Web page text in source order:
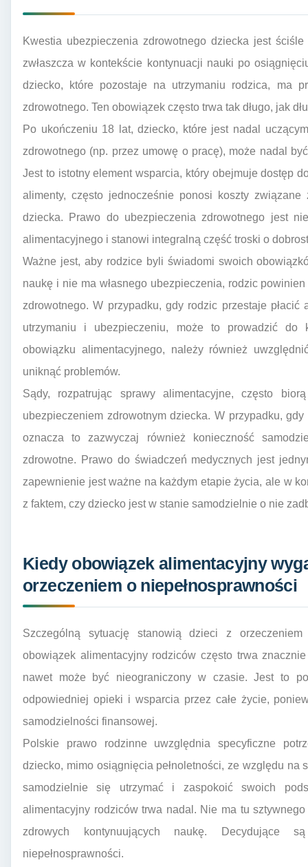
Kwestia ubezpieczenia zdrowotnego dziecka jest
zwłaszcza w kontekście kontynuacji nauki po
dziecko, które pozostaje na utrzymaniu rodzica, ma
zdrowotnego. Ten obowiązek często trwa tak długo, jak
Po ukończeniu 18 lat, dziecko, które jest nadal
zdrowotnego (np. przez umowę o pracę), może nadal
Jest to istotny element wsparcia, który obejmuje dostęp
alimenty, często jednocześnie ponosi koszty
dziecka. Prawo do ubezpieczenia zdrowotnego jest
alimentacyjnego i stanowi integralną część troski o
Ważne jest, aby rodzice byli świadomi swoich
naukę i nie ma własnego ubezpieczenia, rodzic
zdrowotnego. W przypadku, gdy rodzic przestaje
utrzymaniu i ubezpieczeniu, może to prowadzić do
obowiązku alimentacyjnego, należy również
uniknąć problemów.
Sądy, rozpatrując sprawy alimentacyjne, często
ubezpieczeniem zdrowotnym dziecka. W przypadku,
oznacza to zazwyczaj również konieczność
zdrowotne. Prawo do świadczeń medycznych jest
zapewnienie jest ważne na każdym etapie życia, ale w
z faktem, czy dziecko jest w stanie samodzielnie o nie
Kiedy obowiązek alimentacyjny
orzeczeniem o niepełnosprawności
Szczególną sytuację stanowią dzieci z
obowiązek alimentacyjny rodziców często trwa
nawet może być nieograniczony w czasie. Jest to
odpowiedniej opieki i wsparcia przez całe życie,
samodzielności finansowej.
Polskie prawo rodzinne uwzględnia specyficzne
dziecko, mimo osiągnięcia pełnoletności, ze względu na
samodzielnie się utrzymać i zaspokoić swoich
alimentacyjny rodziców trwa nadal. Nie ma tu
zdrowych kontynuujących naukę. Decydujące
niepełnosprawności.